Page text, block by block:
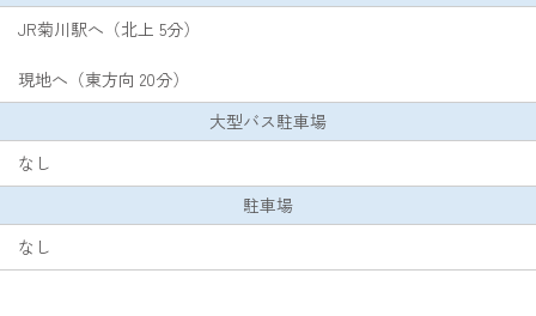
JR菊川駅へ（北上 5分）
現地へ（東方向 20分）
大型バス駐車場
なし
駐車場
なし